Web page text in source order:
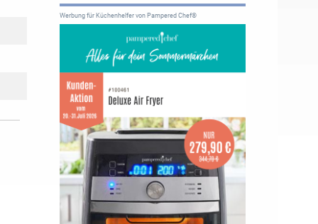
Werbung für Küchenhelfer von Pampered Chef®